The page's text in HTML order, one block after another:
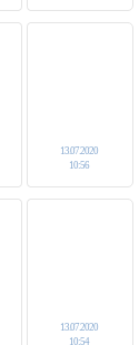
13.07.2020
10:56
13.07.2020
10:54